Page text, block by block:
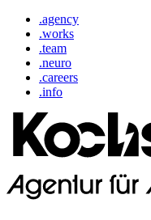
.agency
.works
.team
.neuro
.careers
.info